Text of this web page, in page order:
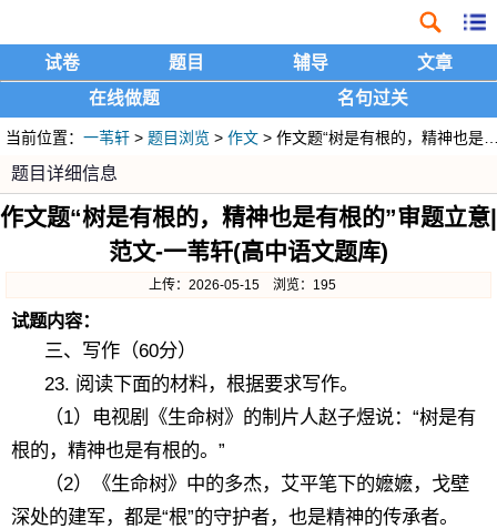
试卷 题目 辅导
文章
在线做题
名句过关
当前位置： 一苇轩 > 题目浏览 > 作文 > 作文题“树是有根的，精神也是有根的”审题立意|范文
题目详细信息
作文题“树是有根的，精神也是有根的”审题立意|
范文-一苇轩(高中语文题库)
上传：2026-05-15 浏览：195
试题内容：
三、写作（60分）
23. 阅读下面的材料，根据要求写作。
（1）电视剧《生命树》的制片人赵子煜说：“树是有
根的，精神也是有根的。”
（2）《生命树》中的多杰，艾平笔下的嬷嬷，戈壁
深处的建军，都是“根”的守护者，也是精神的传承者。